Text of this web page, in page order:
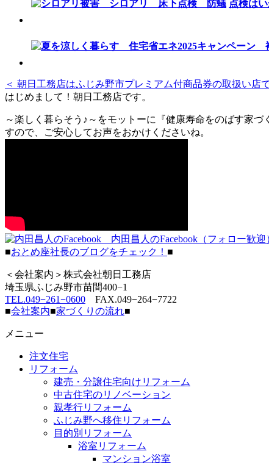
点検は
＜ 朝日工務店はふじみ野市プレミアム付商品券の取扱い店で
はじめまして！朝日工務店です。
～楽しく暮らそう♪～をモットーに『健康寿命をのばす家
すので、ご安心してお声をおかけくださいね。
内田昌人のFacebook（フォロー歓迎
■おとめ座社長のブログをチェック！ ■
＜会社案内＞株式会社朝日工務店
埼玉県ふじみ野市苗間400−1
TEL.049−261−0600 FAX.049−264−7722
■会社案内■家づくりの流れ■
メニュー
注文住宅
リフォーム
建売・分譲住宅向けリフォーム
中古住宅のリノベーション
親孝行リフォーム
ふじみ野へ移住リフォーム
目的別リフォーム
浴室リフォーム
マンション浴室